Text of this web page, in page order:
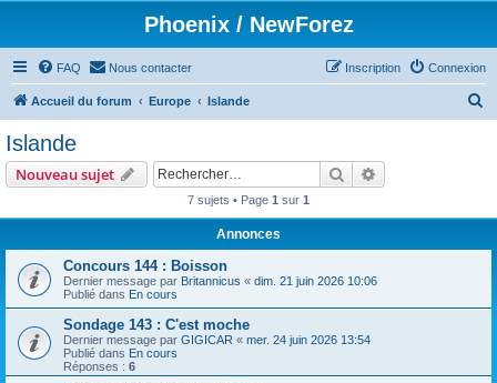
Phoenix / NewForez
FAQ Nous contacter Connexion
Inscription
Accueil du forum Europe Islande
e
Islande
Nouveau sujet Rechercher
7 sujets • Page 1 sur 1
Annonces
Concours 144 : Boisson
Dernier message par Britannicus « dim. 21 juin 2026 10:06
Publié dans En cours
Sondage 143 : C'est moche
Dernier message par GIGICAR « mer. 24 juin 2026 13:54
Publié dans En cours
Réponses : 6